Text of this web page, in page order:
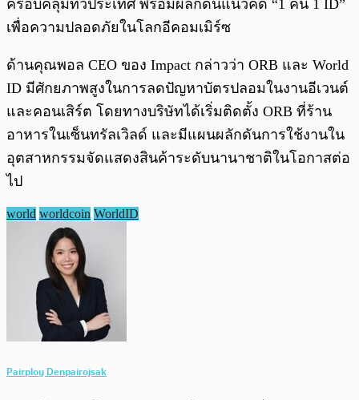
ครอบคลุมทั่วประเทศ พร้อมผลักดันแนวคิด “1 คน 1 ID”
เพื่อความปลอดภัยในโลกอีคอมเมิร์ซ
ด้านคุณพอล CEO ของ Impact กล่าวว่า ORB และ World
ID มีศักยภาพสูงในการลดปัญหาบัตรปลอมในงานอีเวนต์
และคอนเสิร์ต โดยทางบริษัทได้เริ่มติดตั้ง ORB ที่ร้าน
อาหารในเซ็นทรัลเวิลด์ และมีแผนผลักดันการใช้งานใน
อุตสาหกรรมจัดแสดงสินค้าระดับนานาชาติในโอกาสต่อ
ไป
world worldcoin WorldID
Pairploy Denpairojsak